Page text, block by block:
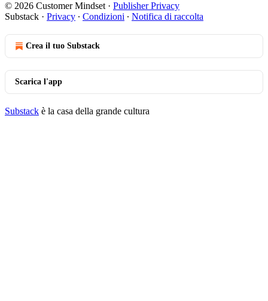
© 2026 Customer Mindset · Publisher Privacy
Substack · Privacy ∙ Condizioni ∙ Notifica di raccolta
Crea il tuo Substack
Scarica l'app
Substack è la casa della grande cultura